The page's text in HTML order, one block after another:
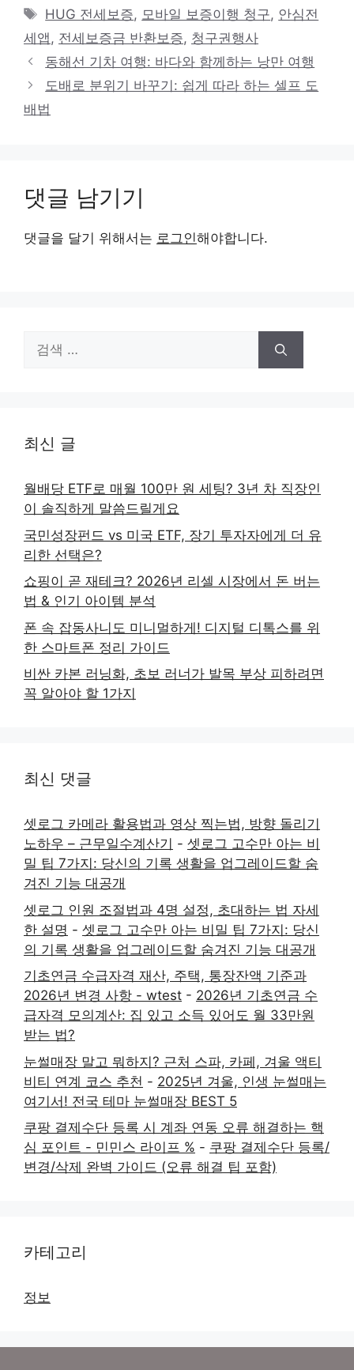
테
리
태
그
HUG 전세보증, 모바일 보증이행 청구, 안심전
세앱 , 전세보증금 반환보증, 청구권행사
동해선 기차 여행: 바다와 함께하는 낭만 여행
도배로 분위기 바꾸기: 쉽게 따라 하는 셀프 도
배법
댓글 남기기
댓글을 달기 위해서는 로그인해야합니다.
색:
최신 글
월배당 ETF로 매월 100만 원 세팅? 3년 차 직장인
이 솔직하게 말씀드릴게요
국민성장펀드 vs 미국 ETF, 장기 투자자에게 더 유
리한 선택은?
쇼핑이 곧 재테크? 2026년 리셀 시장에서 돈 버는
법 & 인기 아이템 분석
폰 속 잡동사니도 미니멀하게! 디지털 디톡스를 위
한 스마트폰 정리 가이드
비싼 카본 러닝화, 초보 러너가 발목 부상 피하려면
꼭 알아야 할 1가지
최신 댓글
셋로그 카메라 활용법과 영상 찍는법, 방향 돌리기
노하우 – 근무일수계산기 - 셋로그 고수만 아는 비
밀 팁 7가지: 당신의 기록 생활을 업그레이드할 숨
겨진 기능 대공개
셋로그 인원 조절법과 4명 설정, 초대하는 법 자세
한 설명 - 셋로그 고수만 아는 비밀 팁 7가지: 당신
의 기록 생활을 업그레이드할 숨겨진 기능 대공개
기초연금 수급자격 재산, 주택, 통장잔액 기준과
2026년 변경 사항 - wtest - 2026년 기초연금 수
급자격 모의계산: 집 있고 소득 있어도 월 33만원
받는 법?
눈썰매장 말고 뭐하지? 근처 스파, 카페, 겨울 액티
비티 연계 코스 추천 - 2025년 겨울, 인생 눈썰매는
여기서! 전국 테마 눈썰매장 BEST 5
쿠팡 결제수단 등록 시 계좌 연동 오류 해결하는 핵
심 포인트 - 민민스 라이프 % - 쿠팡 결제수단 등록/
변경/삭제 완벽 가이드 (오류 해결 팁 포함)
카테고리
정보